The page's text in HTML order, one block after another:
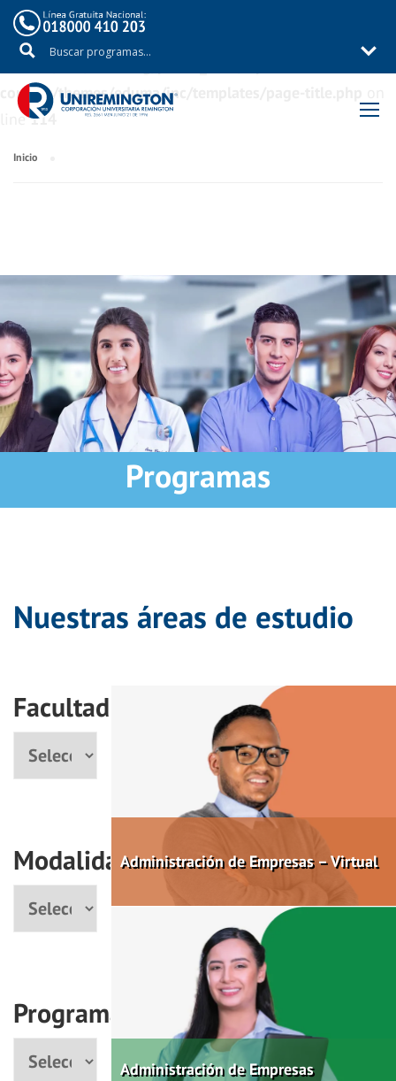
Warning
: Trying to access array offset on value of type
content/themes/eduma/inc/templates/page-title.php
line114
Inicio
Programas
Nuestras áreas de estudio
Facultad
Modalidad
Programas
Administración de Empresas – Virtual
Administración de Empresas